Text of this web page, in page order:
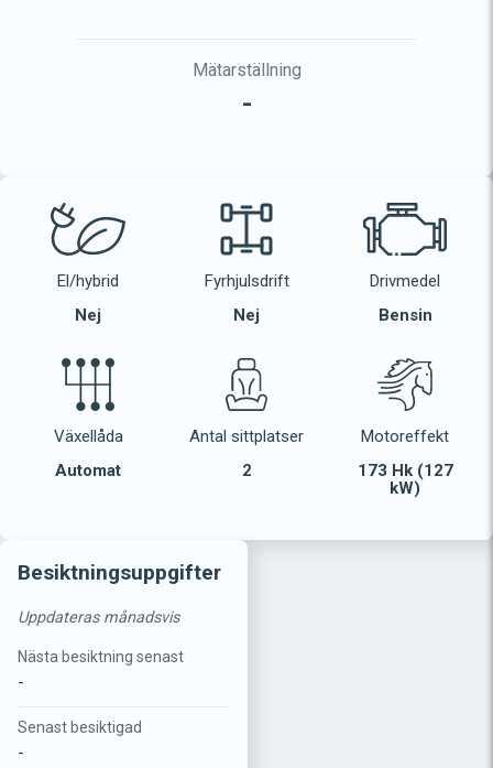
Mätarställning
-
El/hybrid
Nej
Fyrhjulsdrift
Nej
Drivmedel
Bensin
Växellåda
Automat
Antal sittplatser
2
Motoreffekt
173 Hk (127
kW)
Besiktningsuppgifter
Uppdateras månadsvis
Nästa besiktning senast
-
Senast besiktigad
-